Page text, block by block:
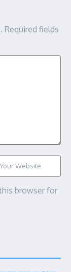
Required fields
browser for